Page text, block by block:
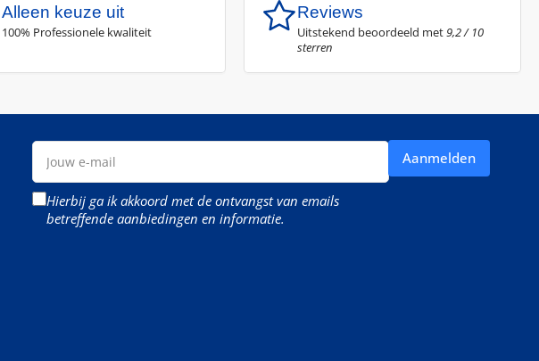
Alleen keuze uit
100% Professionele kwaliteit
Reviews
Uitstekend beoordeeld met9,2 / 10
sterren
Jouw
mail
Aanmelden
Hierbij ga ik akkoord met de ontvangst van emails
betreffende aanbiedingen en informatie.